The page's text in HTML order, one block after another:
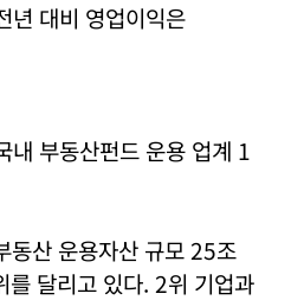
대비 영업이익은
내 부동산펀드 운용 업계 1
동산 운용자산 규모 25조
달리고 있다. 2위 기업과